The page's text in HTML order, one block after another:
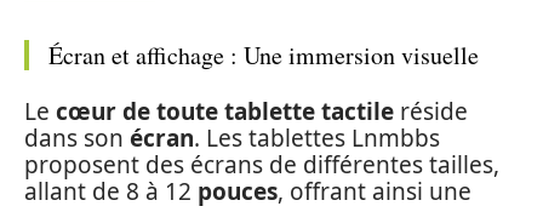
Écran et affichage : Une immersion visuelle
Le cœur de toute tablette tactile réside
dans son écran. Les tablettes Lnmbbs
proposent des écrans de différentes tailles,
allant de 8 à 12 pouces, offrant ainsi une